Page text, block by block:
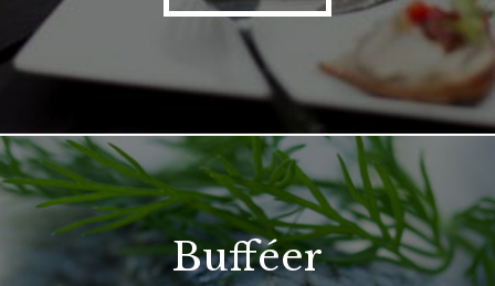
Bufféer